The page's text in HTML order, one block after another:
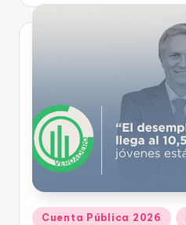
Publicado
Cuenta Pública 2026